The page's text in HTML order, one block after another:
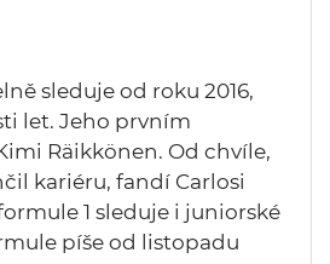
sleduje od roku 2016,
let. Jeho prvním
Räikkönen. Od chvíle,
kariéru, fandí Carlosi
1 sleduje i juniorské
píše od listopadu